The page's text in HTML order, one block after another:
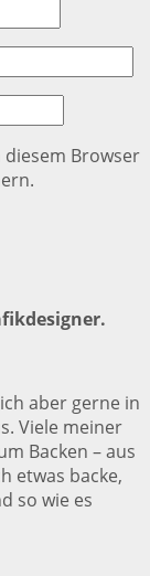
diesem Browser
aber gerne in
Viele meiner
Backen – aus
etwas backe,
so wie es